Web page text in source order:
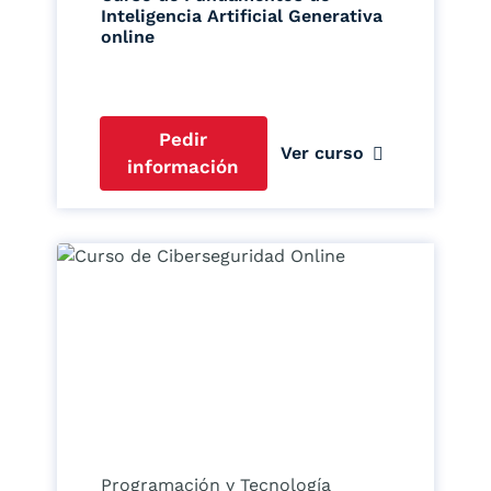
Inteligencia Artificial Generativa
online
Pedir
información
Ver curso
Programación y Tecnología